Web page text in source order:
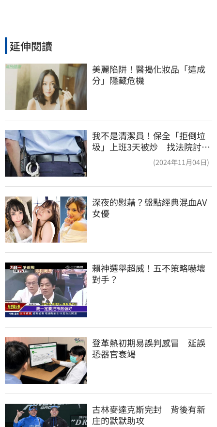
延伸閱讀
美麗陷阱！醫揭化妝品「這成
分」隱藏危機
我不是清潔員！保全「拒倒垃
圾」上班3天被炒 找法院討公
(2024年11月04日)
深夜的慰藉？盤點經典混血AV
女優
賴神選舉超威！五不策略嚇壞
對手？
登革熱初期易誤判感冒　延誤
恐器官衰竭
古林麥達克斯完封　背後有新
庄的默默助攻